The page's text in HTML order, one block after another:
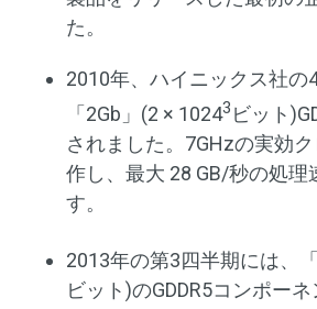
た。
2010年、ハイニックス社の
「2Gb」(2 × 10243 ビット
されました。7GHzの実効
作し、最大 28 GB/秒の処理
す。
2013年の第3四半期には、
ビット)のGDDR5コンポー